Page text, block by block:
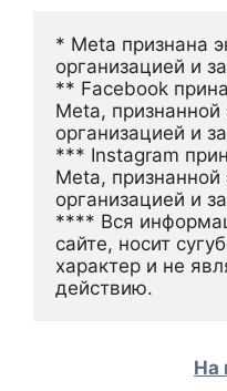
* Meta признана
организацией и
** Facebook
Meta, признанной
организацией и
*** Instagram
Meta, признанной
организацией и
**** Вся
сайте, носит
характер и не
действию.
На